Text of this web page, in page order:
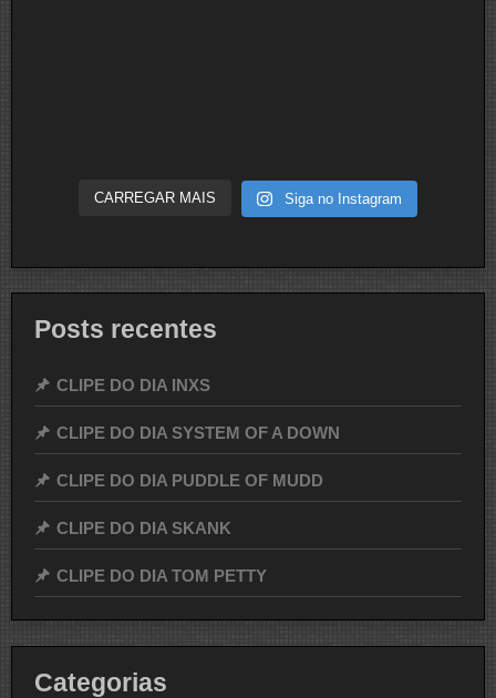
CARREGAR MAIS Siga no Instagram
Posts recentes
CLIPE DO DIA INXS
CLIPE DO DIA SYSTEM OF A DOWN
CLIPE DO DIA PUDDLE OF MUDD
CLIPE DO DIA SKANK
CLIPE DO DIA TOM PETTY
Categorias